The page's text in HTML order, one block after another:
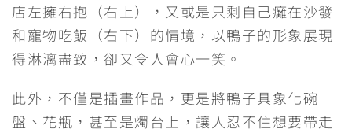
店左擁右抱（右上），又或是只剩自己癱在沙發
和寵物吃飯（右下）的情境，以鴨子的形象展現
得淋漓盡致，卻又令人會心一笑。
此外，不僅是插畫作品，更是將鴨子具象化碗
盤、花瓶，甚至是燭台上，讓人忍不住想要帶走